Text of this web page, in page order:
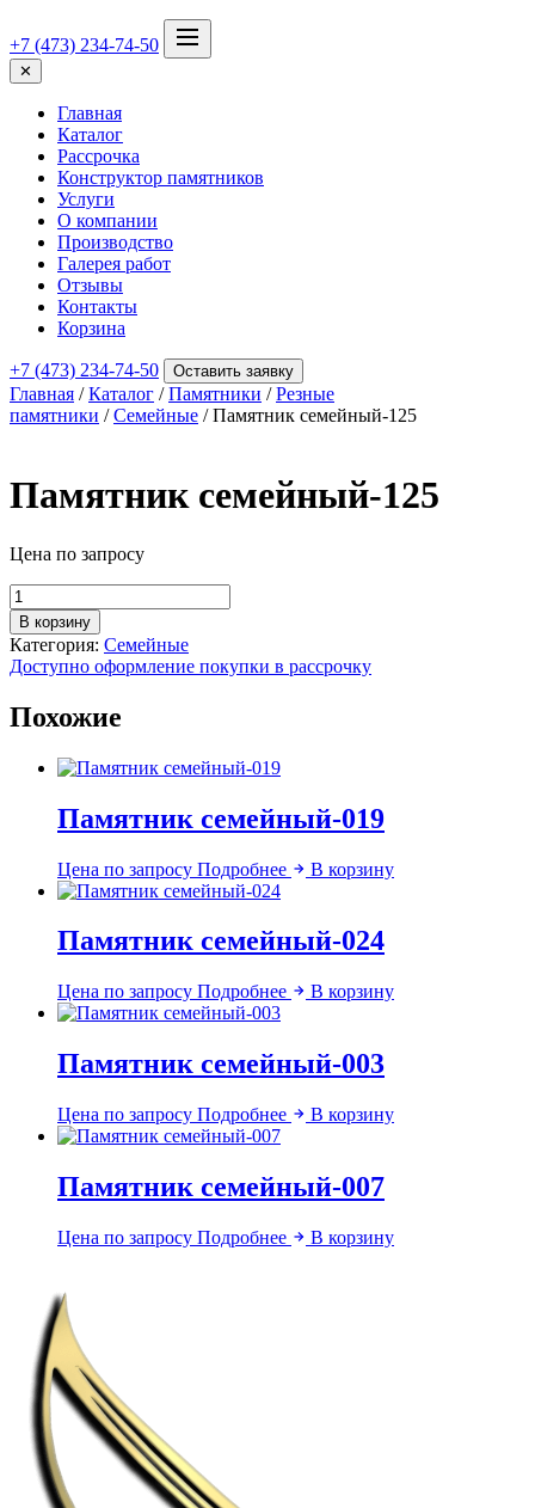
+7 (473) 234-74-50
✕
Главная
Каталог
Рассрочка
Конструктор памятников
Услуги
О компании
Производство
Галерея работ
Отзывы
Контакты
Корзина
+7 (473) 234-74-50 Оставить заявку
Главная /Каталог /Памятники /Резные
памятники /Семейные / Памятник семейный-125
Памятник семейный-125
Цена по запросу
Количество
товара
Памятник
семейный-125
В корзину
Категория: Семейные
Доступно оформление покупки в рассрочку
Похожие
Памятник семейный-019
Цена по запросу Подробнее В корзину
Памятник семейный-024
Цена по запросу Подробнее В корзину
Памятник семейный-003
Цена по запросу Подробнее В корзину
Памятник семейный-007
Цена по запросу Подробнее В корзину